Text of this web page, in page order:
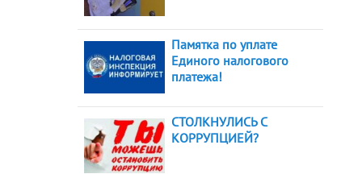
Памятка по уплате
Единого налогового
платежа!
СТОЛКНУЛИСЬ С
КОРРУПЦИЕЙ?